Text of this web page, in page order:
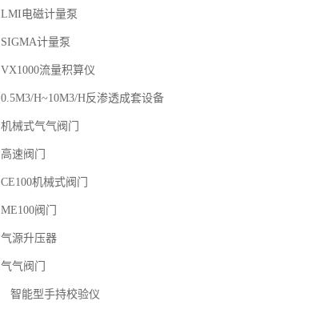
LMI电磁计量泵
SIGMA计量泵
VX1000流量积算仪
0.5M3/H~10M3/H反渗透成套设备
机械式气气阀门
高速阀门
CE100机械式阀门
ME100阀门
气源升压器
气气阀门
智能型手持校验仪